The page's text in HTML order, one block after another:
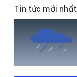
Tin tức mới nhất